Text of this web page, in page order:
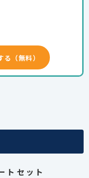
（無料）
トセット